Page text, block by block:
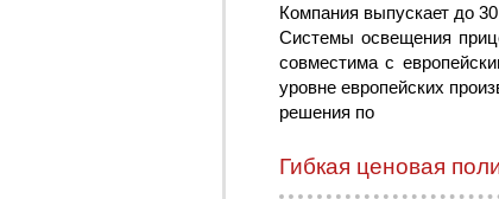
Компания выпускает до
Системы освещения
совместима с
уровне европейских
решения по
Гибкая ценовая